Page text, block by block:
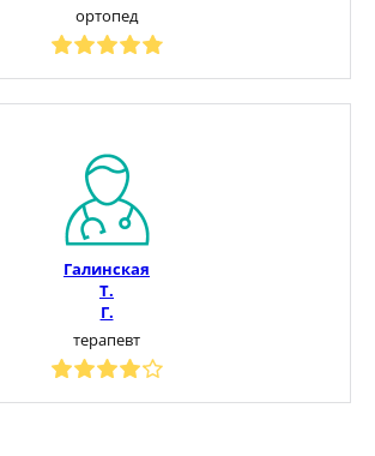
ортопед
Галинская
Т.
Г.
терапевт